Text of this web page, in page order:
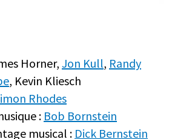
Horner, Jon Kull, Randy
, Kevin Kliesch
Rhodes
: Bob Bornstein
musical : Dick Bernstein